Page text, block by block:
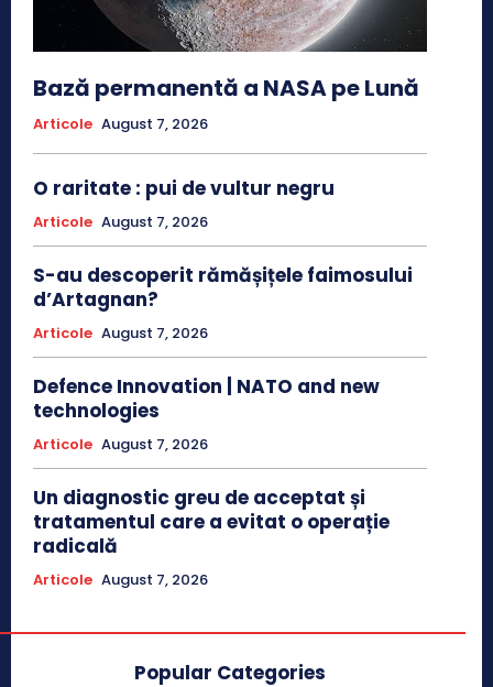
Bază permanentă a NASA pe Lună
Articole August 7, 2026
O raritate : pui de vultur negru
Articole August 7, 2026
S-au descoperit rămășițele faimosului
d’Artagnan?
Articole August 7, 2026
Defence Innovation | NATO and new
technologies
Articole August 7, 2026
Un diagnostic greu de acceptat și
tratamentul care a evitat o operație
radicală
Articole August 7, 2026
Popular Categories